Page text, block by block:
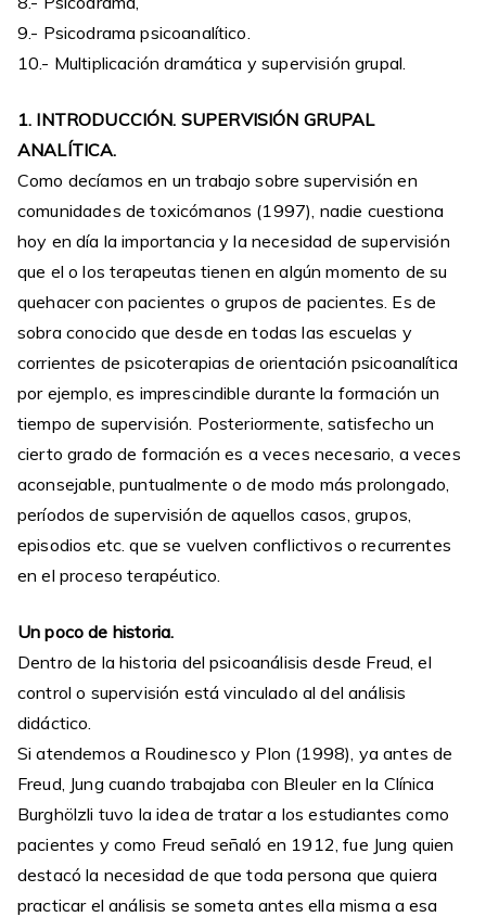
9.- Psicodrama psicoanalítico.
10.- Multiplicación dramática y supervisión grupal.
1. INTRODUCCIÓN. SUPERVISIÓN GRUPAL
ANALÍTICA.
Como decíamos en un trabajo sobre supervisión en
comunidades de toxicómanos (1997), nadie cuestiona
hoy en día la importancia y la necesidad de supervisión
que el o los terapeutas tienen en algún momento de su
quehacer con pacientes o grupos de pacientes. Es de
sobra conocido que desde en todas las escuelas y
corrientes de psicoterapias de orientación psicoanalítica
por ejemplo, es imprescindible durante la formación un
tiempo de supervisión. Posteriormente, satisfecho un
cierto grado de formación es a veces necesario, a veces
aconsejable, puntualmente o de modo más prolongado,
períodos de supervisión de aquellos casos, grupos,
episodios etc. que se vuelven conflictivos o recurrentes
en el proceso terapéutico.
Un poco de historia.
Dentro de la historia del psicoanálisis desde Freud, el
control o supervisión está vinculado al del análisis
didáctico.
Si atendemos a Roudinesco y Plon (1998), ya antes de
Freud, Jung cuando trabajaba con Bleuler en la Clínica
Burghölzli tuvo la idea de tratar a los estudiantes como
pacientes y como Freud señaló en 1912, fue Jung quien
destacó la necesidad de que toda persona que quiera
practicar el análisis se someta antes ella misma a esa